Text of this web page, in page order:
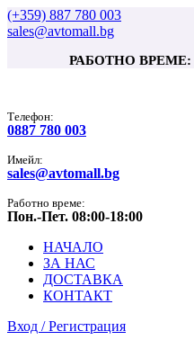
(+359) 887 780 003
sales@avtomall.bg
РАБОТНО ВРЕМЕ:
Tелефон:
0887 780 003
Имейл:
sales@avtomall.bg
Работно време:
Пон.-Пет. 08:00-18:00
НАЧАЛО
ЗА НАС
ДОСТАВКА
КОНТАКТ
Вход / Регистрация